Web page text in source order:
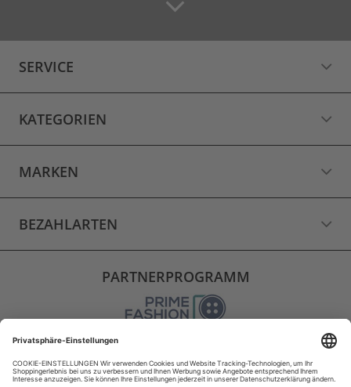
SERVICE
KATEGORIEN
MARKEN
BEZAHLARTEN
PARTNERPROGRAMM